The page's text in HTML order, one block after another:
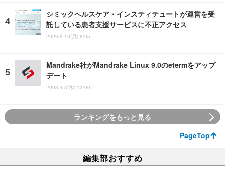
シミックヘルスケア・インスティテュートが運営を受
託している患者支援サービスに不正アクセス
2026.8.10(月) 8:05
Mandrake社がMandrake Linux 9.0のetermをアップ
デート
2003.4.3(木) 12:00
ランキングをもっと見る
PageTop
編集部おすすめ